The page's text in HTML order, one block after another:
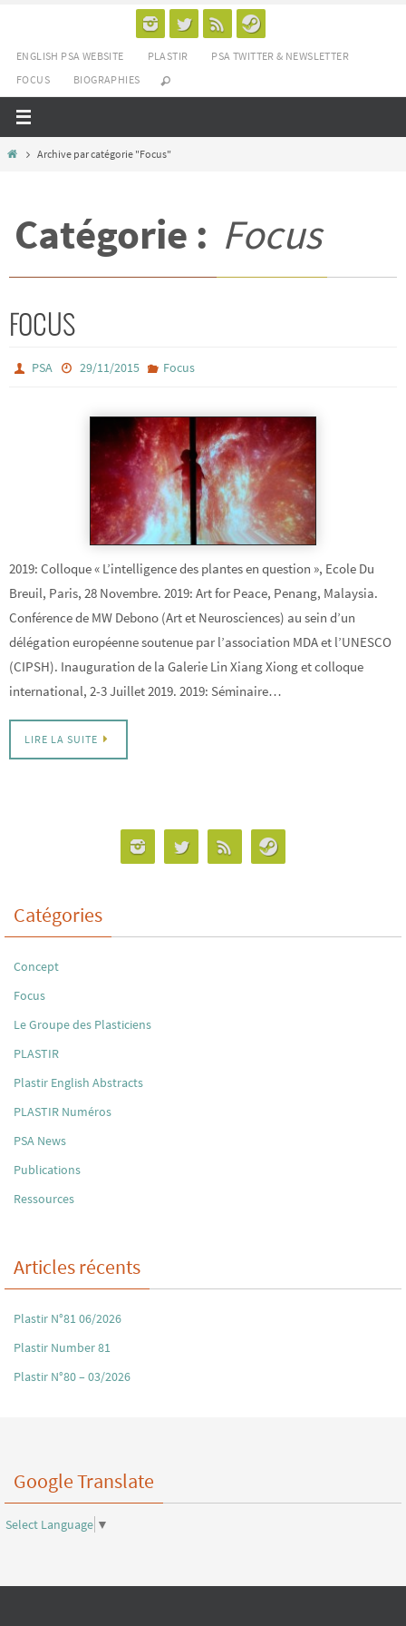
contenu
ENGLISH PSA WEBSITE PLASTIR
PSA TWITTER & NEWSLETTER
FOCUS
BIOGRAPHIES
HomeArchive par catégorie "Focus"
Catégorie : Focus
FOCUS
PSA 29/11/2015 Focus
2019: Colloque « L’intelligence des plantes en question », Ecole Du
Breuil, Paris, 28 Novembre. 2019: Art for Peace, Penang, Malaysia.
Conférence de MW Debono (Art et Neurosciences) au sein d’un
délégation européenne soutenue par l’association MDA et l’UNESCO
(CIPSH). Inauguration de la Galerie Lin Xiang Xiong et colloque
international, 2-3 Juillet 2019. 2019: Séminaire…
LIRE LA SUITE
Catégories
Concept
Focus
Le Groupe des Plasticiens
PLASTIR
Plastir English Abstracts
PLASTIR Numéros
PSA News
Publications
Ressources
Articles récents
Plastir N°81 06/2026
Plastir Number 81
Plastir N°80 – 03/2026
Google Translate
Select Language ▼